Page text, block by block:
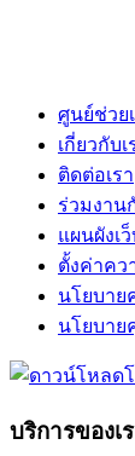
ศูนย์ช่วย
เกี่ยวกับเ
ติดต่อเรา
ร่วมงาน
แผนผังเ
ตั้งค่าคว
นโยบาย
นโยบาย
บริการของเ